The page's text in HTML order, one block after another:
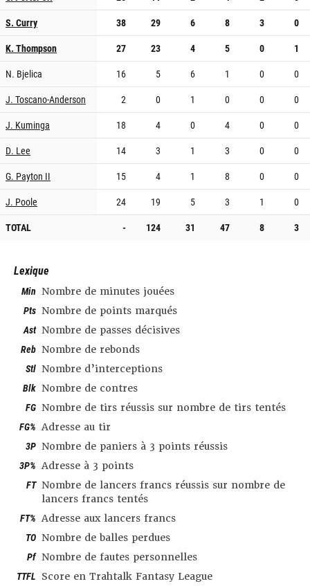
S. Curry
38 29 6 8 3
0
K. Thompson
27 23 4 5 0
1
N. Bjelica
16 5 6 1 0
0
J. Toscano-Anderson
2 0 1 0 0
0
J. Kuminga
18 4 0 4 0
0
D. Lee
14 3 1 3 0
0
G. Payton II
15 4 1 8 0
0
J. Poole
24 19 5 3 1
0
TOTAL
- 124 31 47 8 3
Lexique
Min Nombre de minutes jouées
Pts Nombre de points marqués
Ast Nombre de passes décisives
Reb Nombre de rebonds
Stl Nombre d’interceptions
Blk Nombre de contres
FG Nombre de tirs réussis sur nombre de tirs tentés
FG% Adresse au tir
3P Nombre de paniers à 3 points réussis
3P% Adresse à 3 points
FT Nombre de lancers francs réussis sur nombre de
lancers francs tentés
FT% Adresse aux lancers francs
TO Nombre de balles perdues
Pf Nombre de fautes personnelles
TTFL Score en Trahtalk Fantasy League